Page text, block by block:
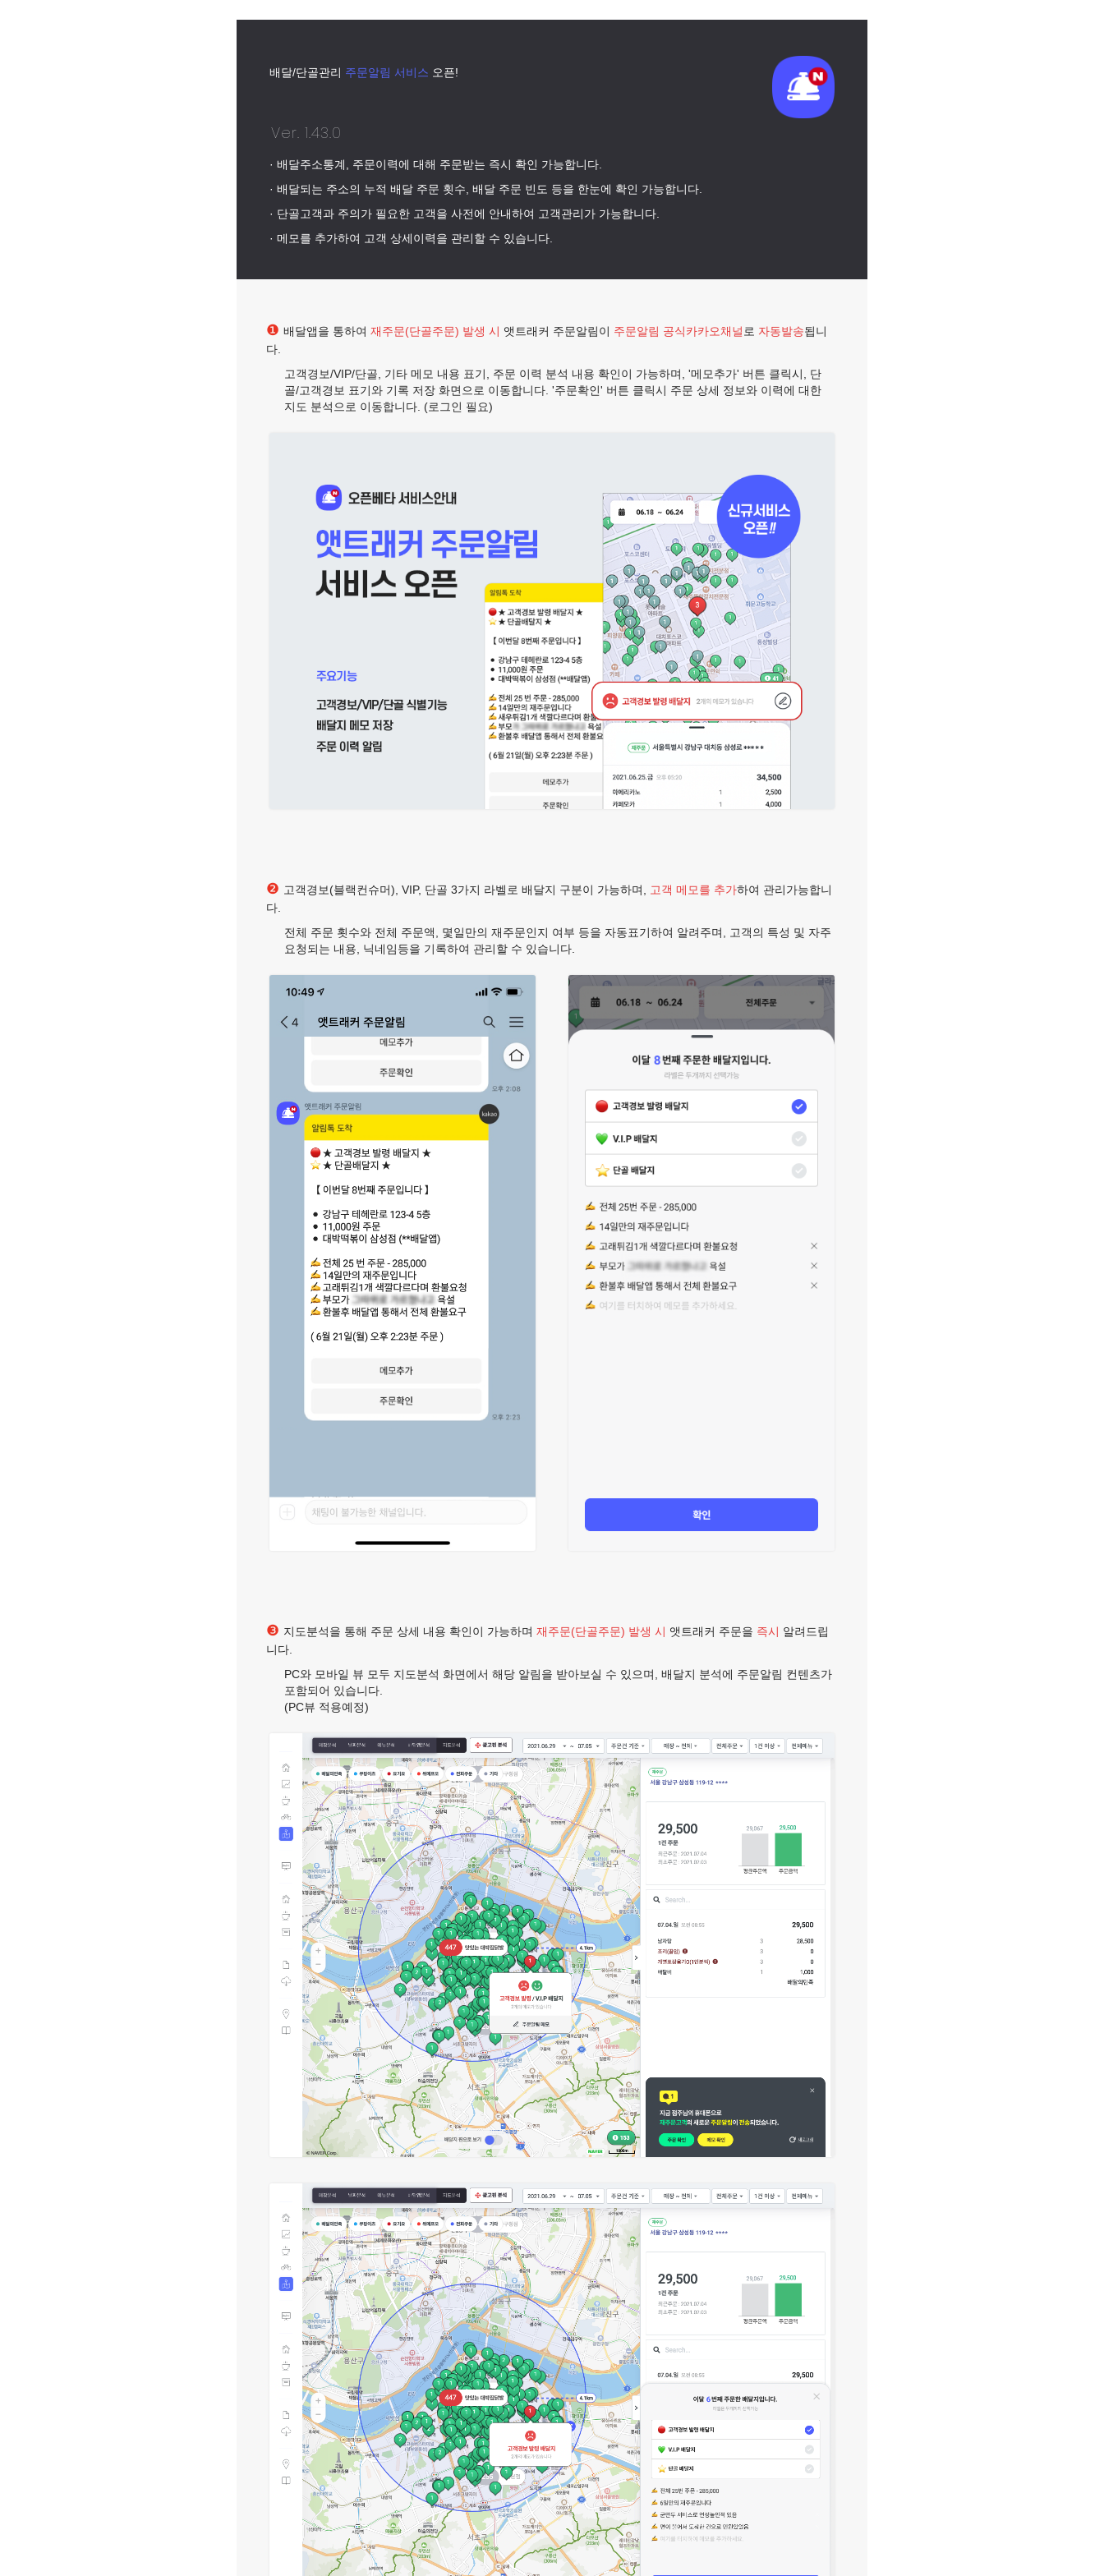
배달/단골관리 주문알림 서비스 오픈!
Ver. 1.43.0
· 배달주소통계, 주문이력에 대해 주문받는 즉시 확인 가능합니다.
· 배달되는 주소의 누적 배달 주문 횟수, 배달 주문 빈도 등을 한눈에 확인 가능합니다.
· 단골고객과 주의가 필요한 고객을 사전에 안내하여 고객관리가 가능합니다.
· 메모를 추가하여 고객 상세이력을 관리할 수 있습니다.
❶ 배달앱을 통하여 재주문(단골주문) 발생 시 앳트래커 주문알림이 주문알림 공식카카오채널 로 자동발송됩니
다.
고객경보/VIP/단골, 기타 메모 내용 표기, 주문 이력 분석 내용 확인이 가능하며, '메모추가' 버튼 클릭시, 단
골/고객경보 표기와 기록 저장 화면으로 이동합니다. '주문확인' 버튼 클릭시 주문 상세 정보와 이력에 대한
지도 분석으로 이동합니다. (로그인 필요)
❷ 고객경보(블랙컨슈머), VIP, 단골 3가지 라벨로 배달지 구분이 가능하며, 고객 메모를 추가하여 관리가능합니
다.
전체 주문 횟수와 전체 주문액, 몇일만의 재주문인지 여부 등을 자동표기하여 알려주며, 고객의 특성 및 자주
요청되는 내용, 닉네임등을 기록하여 관리할 수 있습니다.
❸ 지도분석을 통해 주문 상세 내용 확인이 가능하며 재주문(단골주문) 발생 시 앳트래커 주문을 즉시 알려드립
니다.
PC와 모바일 뷰 모두 지도분석 화면에서 해당 알림을 받아보실 수 있으며, 배달지 분석에 주문알림 컨텐츠가
포함되어 있습니다.
(PC뷰 적용예정)